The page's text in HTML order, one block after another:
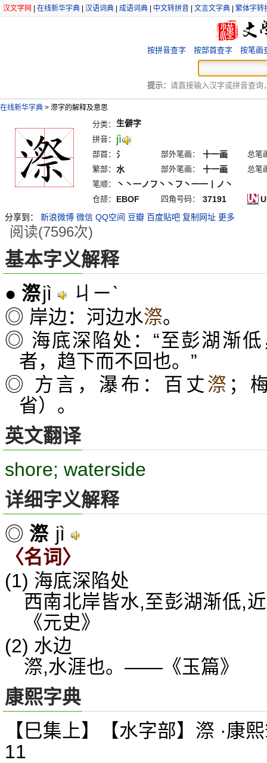
汉文学网 在线新华字典 汉语词典 成语词典 中文转拼音 文言文字典 繁体字转
按拼音查字 按部首查字 按笔画
提示： 请直接输入汉字或拼音查询
在线新华字典 > 漈字的解释及意思
分类： 生僻字
拼音： jì
部首： 氵 部外笔画： 十一画
总笔
繁部：
水 部外笔画： 十一画
总笔
笔顺：
丶丶一ノフ丶丶フ丶一一丨ノ丶
仓颉： EBOF 四角号码： 37191
分享到：
新浪微博 微信 QQ空间 豆瓣 百度贴吧 复制网址 更多
阅读(7596次)
基本字义解释
● 漈jì ㄐㄧˋ
◎ 岸边：河边水漈。
◎ 海底深陷处：“至彭湖渐
者，趋下而不回也。”
◎ 方言，瀑布：百丈漈 ；
省）。
英文翻译
shore; waterside
详细字义解释
◎ 漈 jì
〈名词〉
(1) 海底深陷处
西南北岸皆水,至彭湖渐低,
《元史》
(2) 水边
漈,水涯也。——《玉篇》
康熙字典
【巳集上】【水字部】漈 ·康
11